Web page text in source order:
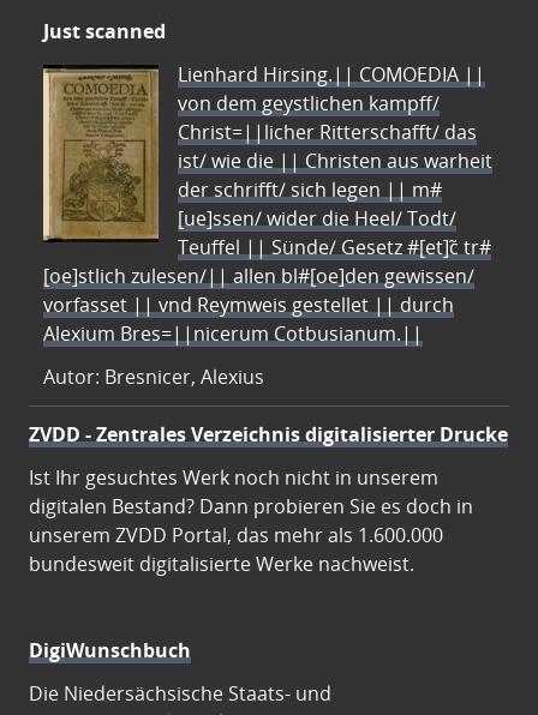
Just scanned
Lienhard Hirsing.|| COMOEDIA ||
von dem geystlichen kampff/
Christ=||licher Ritterschafft/ das
ist/ wie die || Christen aus warheit
der schrifft/ sich legen || m#
[ue]ssen/ wider die Heel/ Todt/
Teuffel || Sünde/ Gesetz #[et]c̃ tr#
[oe]stlich zulesen/|| allen bl#[oe]den gewissen/
vorfasset || vnd Reymweis gestellet || durch
Alexium Bres=||nicerum Cotbusianum.||
Autor: Bresnicer, Alexius
ZVDD - Zentrales Verzeichnis digitalisierter Drucke
Ist Ihr gesuchtes Werk noch nicht in unserem
digitalen Bestand? Dann probieren Sie es doch in
unserem ZVDD Portal, das mehr als 1.600.000
bundesweit digitalisierte Werke nachweist.
DigiWunschbuch
Die Niedersächsische Staats- und